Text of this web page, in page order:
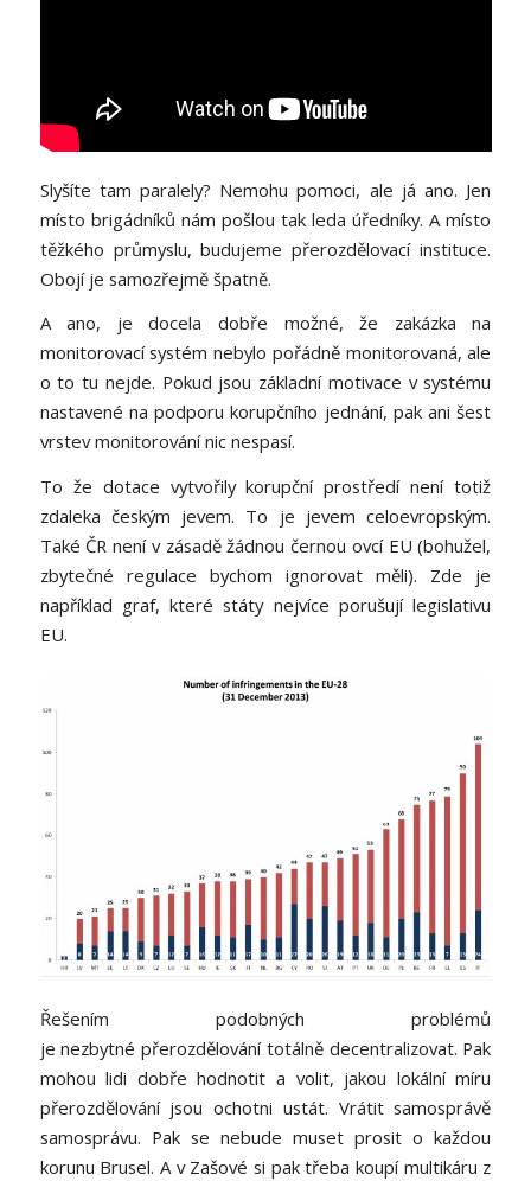
Slyšíte tam paralely? Nemohu pomoci, ale já ano. Jen
místo brigádníků nám pošlou tak leda úředníky. A místo
těžkého průmyslu, budujeme přerozdělovací instituce.
Obojí je samozřejmě špatně.
A ano, je docela dobře možné, že zakázka na
monitorovací systém nebylo pořádně monitorovaná, ale
o to tu nejde. Pokud jsou základní motivace v systému
nastavené na podporu korupčního jednání, pak ani šest
vrstev monitorování nic nespasí.
To že dotace vytvořily korupční prostředí není totiž
zdaleka českým jevem. To je jevem celoevropským.
Také ČR není v zásadě žádnou černou ovcí EU (bohužel,
zbytečné regulace bychom ignorovat měli). Zde je
například graf, které státy nejvíce porušují legislativu
EU.
Řešením podobných problémů
je nezbytné přerozdělování totálně decentralizovat. Pak
mohou lidi dobře hodnotit a volit, jakou lokální míru
přerozdělování jsou ochotni ustát. Vrátit samosprávě
samosprávu. Pak se nebude muset prosit o každou
korunu Brusel. A v Zašové si pak třeba koupí multikáru z